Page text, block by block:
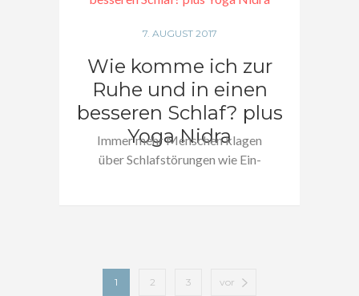
7. AUGUST 2017
Wie komme ich zur
Ruhe und in einen
besseren Schlaf? plus
Yoga Nidra
Immer mehr Menschen klagen
über Schlafstörungen wie Ein-
1 2 3 vor